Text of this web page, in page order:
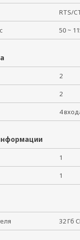
RTS/
50 ~
2
2
4
1
1
32 Гб